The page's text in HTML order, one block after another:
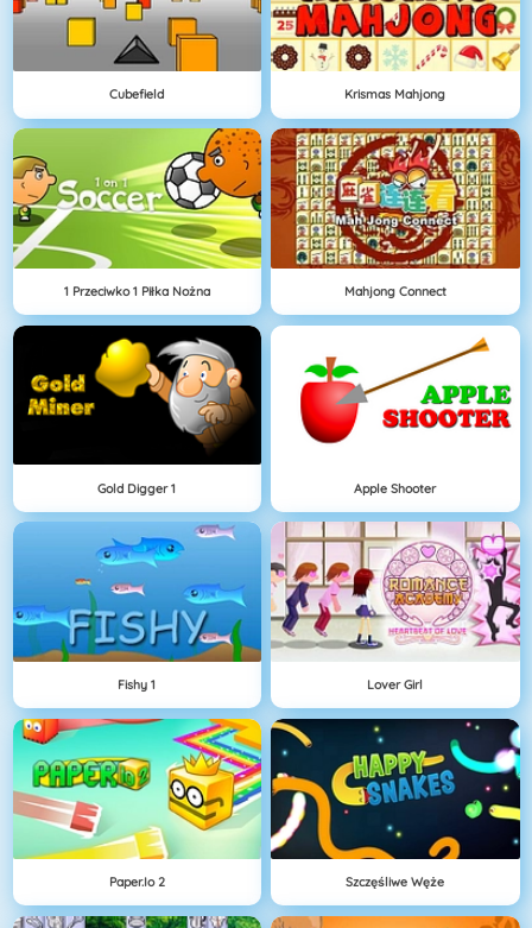
Cubefield Krismas Mahjong
1 Przeciwko 1 Piłka Nożna Mahjong Connect
Gold Digger 1 Apple Shooter
Fishy 1 Lover Girl
Paper.io 2 Szczęśliwe Węże